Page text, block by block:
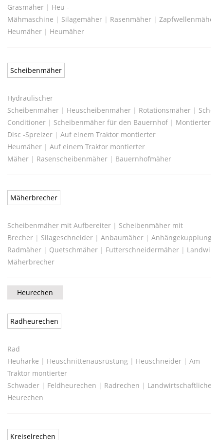
Grasmäher | Heu -
Mähmaschine | Silagemäher | Rasenmäher | Zapfwellenmäher
Heumäher | Heumäher
Scheibenmäher
Hydraulischer
Scheibenmäher | Heuscheibenmäher | Rotationsmäher |
Conditioner | Scheibenmäher für den Bauernhof | Montierter
Disc -Spreizer | Auf einem Traktor montierter
Heumäher | Auf einem Traktor montierter
Mäher | Rasenscheibenmäher | Bauernhofmäher
Mäherbrecher
Scheibenmäher mit Aufbereiter | Scheibenmäher mit
Brecher | Silageschneider | Anbaumäher |
Radmäher | Quetschmäher | Futterschneidermäher |
Mäherbrecher
Heurechen
Radheurechen
Rad
Heuharke | Heuschnittenausrüstung | Heuschneider | Am
Traktor montierter
Schwader | Feldheurechen | Radrechen | Landwirtschaftlicher
Heurechen
Kreiselrechen